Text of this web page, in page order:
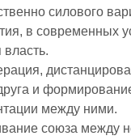
силового
в современных
и
между ними.
союза между